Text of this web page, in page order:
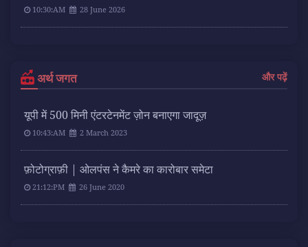
10:30:AM 28 June 2026
अर्थ जगत और पढ़ें
यूपी में 500 मिनी एंटरटेनमेंट ज़ोन बनाएगा जादूज़
10:43:AM 2 March 2023
फ़ोटोग्राफ़ी | ओलपंस ने कैमरे का कारोबार समेटा
21:12:PM 26 June 2020